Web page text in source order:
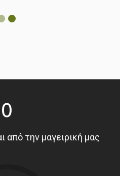
0
από την μαγειρική μας